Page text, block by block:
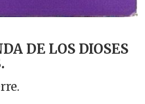
DE LOS DIOSES